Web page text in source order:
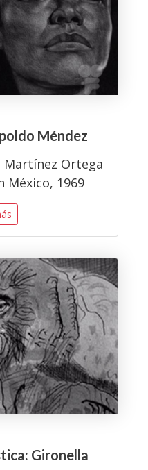
Méndez
Martínez Ortega
México, 1969
Gironella